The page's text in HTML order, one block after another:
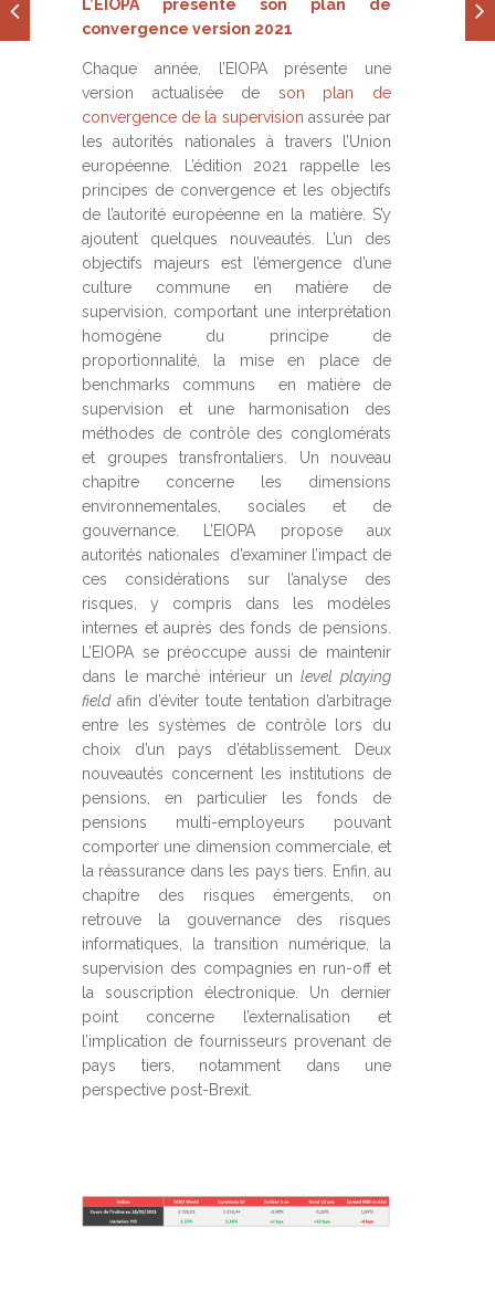
L’EIOPA présente son plan de
convergence version 2021
Chaque année, l’EIOPA présente une
version actualisée de son plan de
convergence de la supervision assurée par
les autorités nationales à travers l’Union
européenne. L’édition 2021 rappelle les
principes de convergence et les objectifs
de l’autorité européenne en la matière. S’y
ajoutent quelques nouveautés. L’un des
objectifs majeurs est l’émergence d’une
culture commune en matière de
supervision, comportant une interprétation
homogène du principe de
proportionnalité, la mise en place de
benchmarks communs en matière de
supervision et une harmonisation des
méthodes de contrôle des conglomérats
et groupes transfrontaliers. Un nouveau
chapitre concerne les dimensions
environnementales, sociales et de
gouvernance. L’EIOPA propose aux
autorités nationales d’examiner l’impact de
ces considérations sur l’analyse des
risques, y compris dans les modèles
internes et auprès des fonds de pensions.
L’EIOPA se préoccupe aussi de maintenir
dans le marché intérieur unlevel playing
fieldafin d’éviter toute tentation d’arbitrage
entre les systèmes de contrôle lors du
choix d’un pays d’établissement. Deux
nouveautés concernent les institutions de
pensions, en particulier les fonds de
pensions multi-employeurs pouvant
comporter une dimension commerciale, et
la réassurance dans les pays tiers. Enfin, au
chapitre des risques émergents, on
retrouve la gouvernance des risques
informatiques, la transition numérique, la
supervision des compagnies en run-off et
la souscription électronique. Un dernier
point concerne l’externalisation et
l’implication de fournisseurs provenant de
pays tiers, notamment dans une
perspective post-Brexit.